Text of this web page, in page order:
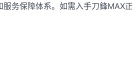
服务保障体系。如需入手刀鋒MAX